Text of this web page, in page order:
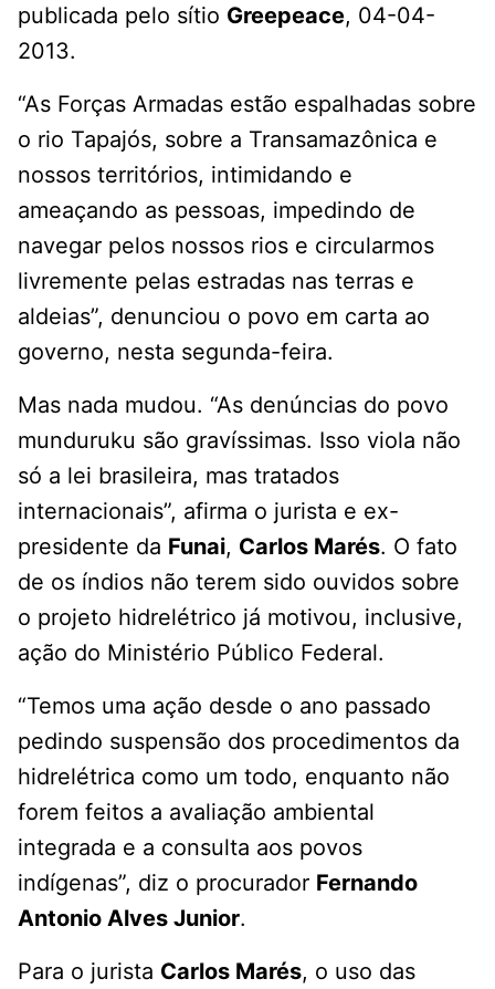
publicada pelo sítio Greepeace, 04-04-
2013.
“As Forças Armadas estão espalhadas sobre
o rio Tapajós, sobre a Transamazônica e
nossos territórios, intimidando e
ameaçando as pessoas, impedindo de
navegar pelos nossos rios e circularmos
livremente pelas estradas nas terras e
aldeias”, denunciou o povo em carta ao
governo, nesta segunda-feira.
Mas nada mudou. “As denúncias do povo
munduruku são gravíssimas. Isso viola não
só a lei brasileira, mas tratados
internacionais”, afirma o jurista e ex-
presidente da Funai, Carlos Marés. O fato
de os índios não terem sido ouvidos sobre
o projeto hidrelétrico já motivou, inclusive,
ação do Ministério Público Federal.
“Temos uma ação desde o ano passado
pedindo suspensão dos procedimentos da
hidrelétrica como um todo, enquanto não
forem feitos a avaliação ambiental
integrada e a consulta aos povos
indígenas”, diz o procurador Fernando
Antonio Alves Junior.
Para o jurista Carlos Marés, o uso das